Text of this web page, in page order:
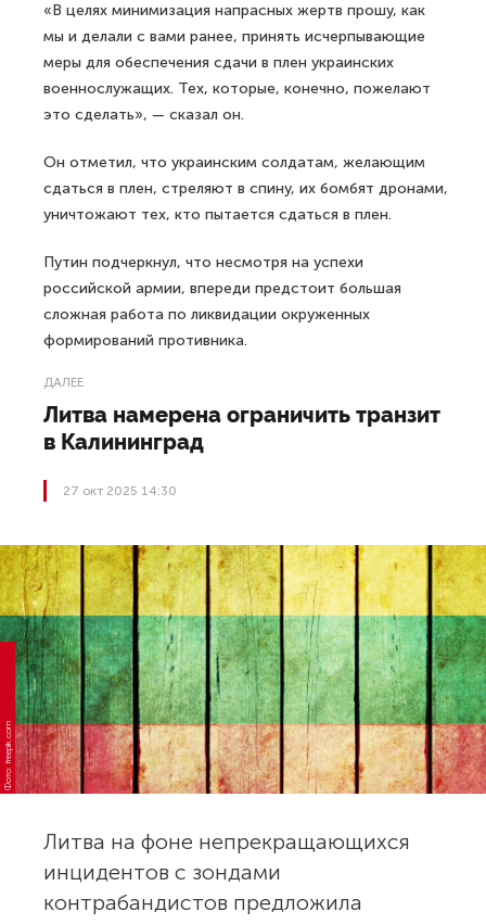
«В целях минимизация напрасных жертв прошу, как
мы и делали с вами ранее, принять исчерпывающие
меры для обеспечения сдачи в плен украинских
военнослужащих. Тех, которые, конечно, пожелают
это сделать», — сказал он.
Он отметил, что украинским солдатам, желающим
сдаться в плен, стреляют в спину, их бомбят дронами,
уничтожают тех, кто пытается сдаться в плен.
Путин подчеркнул, что несмотря на успехи
российской армии, впереди предстоит большая
сложная работа по ликвидации окруженных
формирований противника.
ДАЛЕЕ
Литва намерена ограничить транзит
в Калининград
27 окт 2025 14:30
Фото: freepik.com
Литва на фоне непрекращающихся
инцидентов с зондами
контрабандистов предложила